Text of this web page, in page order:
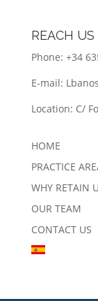
REACH US
Phone: +34
E-mail:
Location: C/
HOME
PRACTICE
WHY RETAIN
OUR TEAM
CONTACT US